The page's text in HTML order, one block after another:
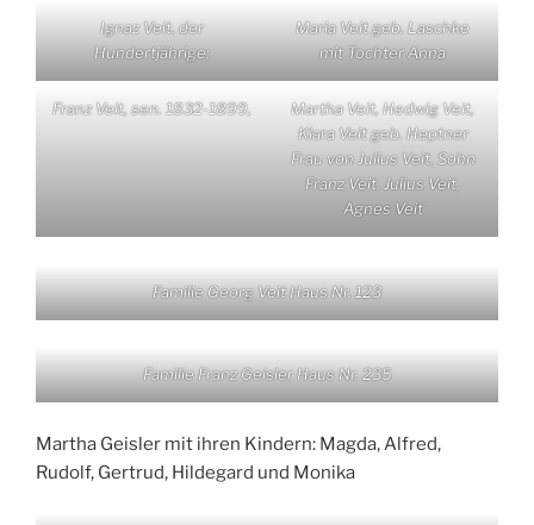
Ignaz Veit, der
Hundertjährige;
Maria Veit geb. Laschke
mit Tochter Anna
Franz Veit, sen. 1832-1899,
Martha Veit, Hedwig Veit,
Klara Veit geb. Heptner
Frau von Julius Veit, Sohn
Franz Veit, Julius Veit,
Agnes Veit
Familie Georg Veit Haus Nr. 123
Familie Franz Geisler Haus Nr. 235
Martha Geisler mit ihren Kindern: Magda, Alfred,
Rudolf, Gertrud, Hildegard und Monika